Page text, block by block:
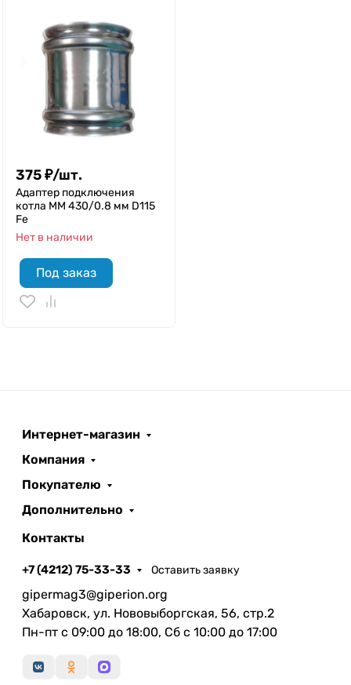
375₽/шт.
Адаптер подключения
котла ММ 430/0.8 мм D115
Fe
Нет в наличии
Под заказ
Интернет-магазин
Компания
Покупателю
Дополнительно
Контакты
+7 (4212) 75-33-33 Оставить заявку
gipermag3@giperion.org
Хабаровск, ул. Нововыборгская, 56, стр.2
Пн-пт с 09:00 до 18:00, Сб с 10:00 до 17:00